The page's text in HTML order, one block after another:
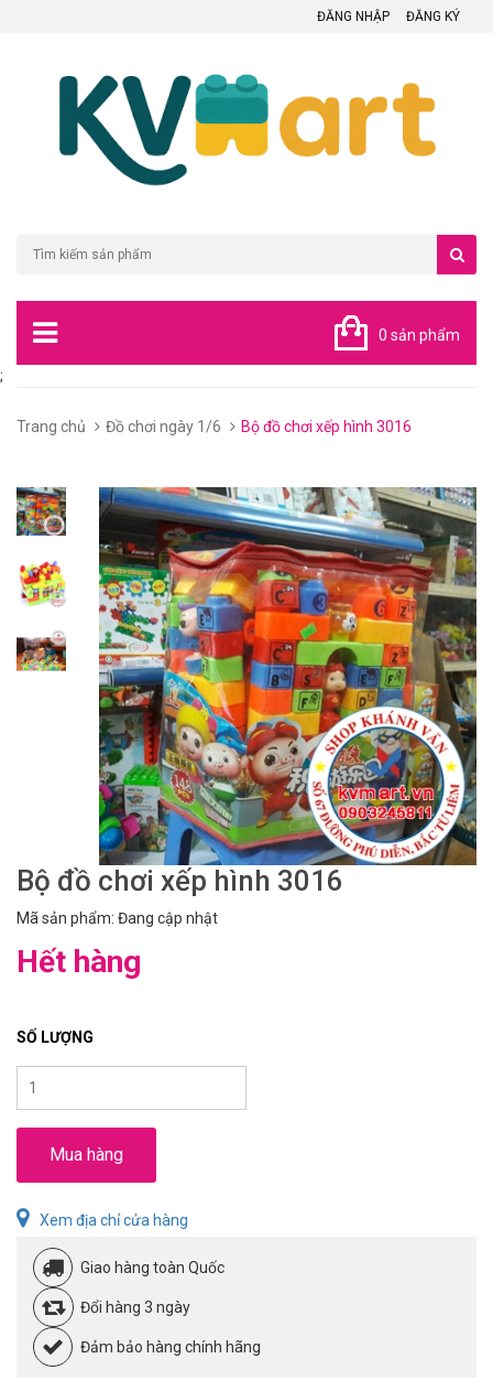
ĐĂNG NHẬP ĐĂNG KÝ
0 sản phẩm
;
Trang chủ Đồ chơi ngày 1/6 Bộ đồ chơi xếp hình 3016
Bộ đồ chơi xếp hình 3016
Mã sản phẩm: Đang cập nhật
Hết hàng
SỐ LƯỢNG
Mua hàng
Xem địa chỉ cửa hàng
Giao hàng toàn Quốc
Đổi hàng 3 ngày
Đảm bảo hàng chính hãng